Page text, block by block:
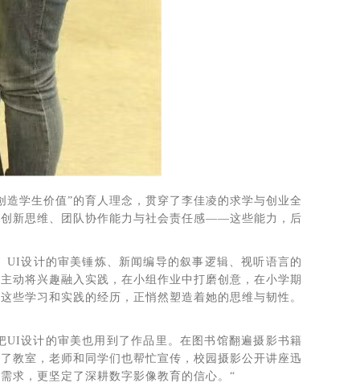
学生价值”的育人理念，贯穿了李佳凌的求学与创业全
新思维、团队协作能力与社会责任感——这些能力，后
设计的审美锤炼、新闻编导的叙事逻辑、视听语言的
动将兴趣融入实践，在小组作业中打磨创意，在小学期
些学习和实践的经历，正悄然塑造着她的思维与韧性。
设计的审美也用到了作品里。在图书馆翻遍摄影书籍
教室，老师和同学们也帮忙宣传，校园摄影公开讲座迅
求，更坚定了深耕数字影像教育的信心。“